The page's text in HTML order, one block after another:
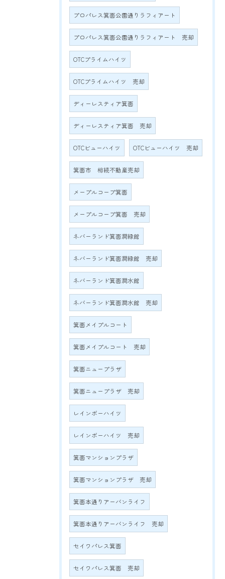
プロパレス箕面公園通りラフィアート
プロパレス箕面公園通りラフィアート 売却
OTCプライムハイツ
OTCプライムハイツ 売却
ディーレスティア箕面
ディーレスティア箕面 売却
OTCビューハイツ OTCビューハイツ 売却
箕面市 相続不動産売却
メープルコープ箕面
メープルコープ箕面 売却
ネバーランド箕面潤緑館
ネバーランド箕面潤緑館 売却
ネバーランド箕面潤水館
ネバーランド箕面潤水館 売却
箕面メイプルコート
箕面メイプルコート 売却
箕面ニュープラザ
箕面ニュープラザ 売却
レインボーハイツ
レインボーハイツ 売却
箕面マンションプラザ
箕面マンションプラザ 売却
箕面本通りアーバンライフ
箕面本通りアーバンライフ 売却
セイワパレス箕面
セイワパレス箕面 売却